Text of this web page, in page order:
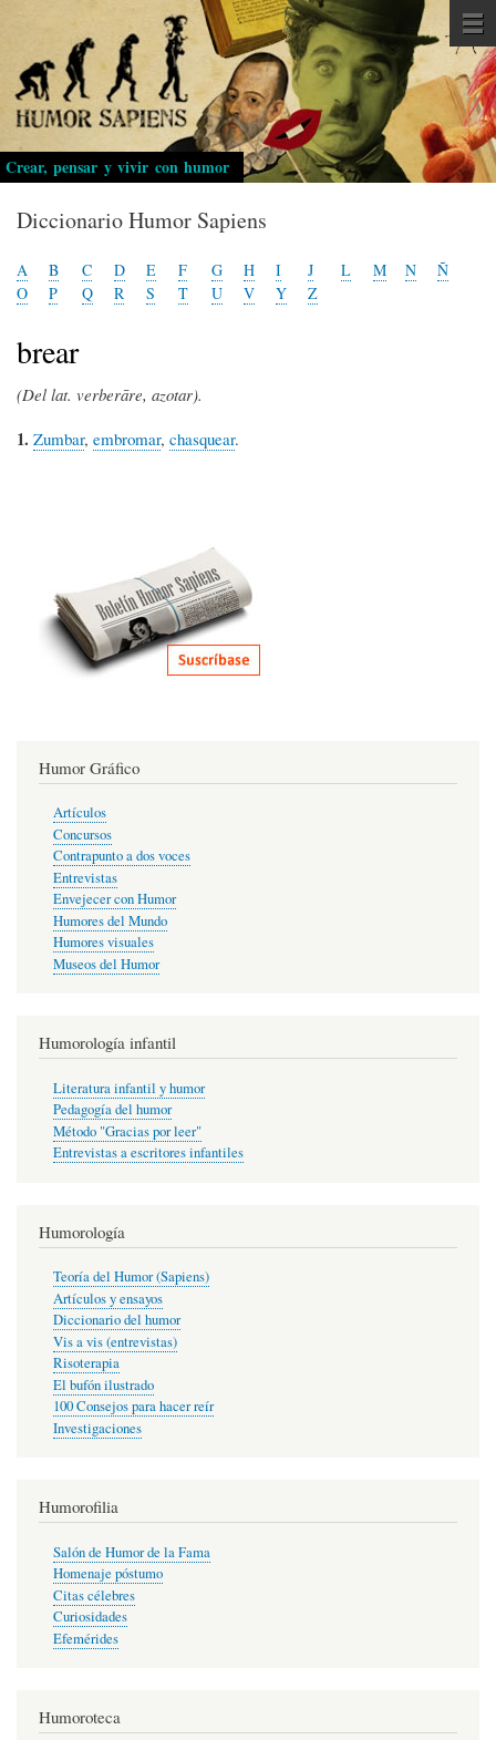
Pasar
al
contenido
principal
Crear, pensar y vivir con humor
Diccionario Humor Sapiens
A B C D E F G H I J L M N
Ñ
O
P Q R S T U V Y Z
brear
(Del lat. verberāre, azotar).
1. Zumbar, embromar, chasquear.
Humor Gráfico
Artículos
Concursos
Contrapunto a dos voces
Entrevistas
Envejecer con Humor
Humores del Mundo
Humores visuales
Museos del Humor
Humorología infantil
Literatura infantil y humor
Pedagogía del humor
Método "Gracias por leer"
Entrevistas a escritores infantiles
Humorología
Teoría del Humor (Sapiens)
Artículos y ensayos
Diccionario del humor
Vis a vis (entrevistas)
Risoterapia
El bufón ilustrado
100 Consejos para hacer reír
Investigaciones
Humorofilia
Salón de Humor de la Fama
Homenaje póstumo
Citas célebres
Curiosidades
Efemérides
Humoroteca